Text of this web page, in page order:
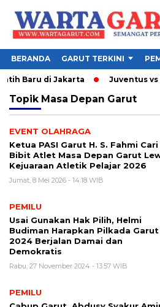
BERANDA GARUT TERKINI
Baru di Jakarta Juventus vs
Topik Masa Depan Garut
EVENT OLAHRAGA
Ketua PASI Garut H. S. Fahmi Cari
Bibit Atlet Masa Depan Garut
Kejuaraan Atletik Pelajar 2026
Jumat, 8 Mei 2026 - 14:18 WIB
PEMILU
Usai Gunakan Hak Pilih, Helmi
Budiman Harapkan Pilkada Garut
2024 Berjalan Damai dan
Demokratis
Rabu, 27 November 2024 - 13:57 WIB
PEMILU